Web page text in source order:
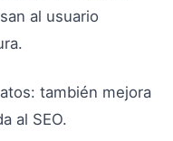
al usuario
también mejora
al SEO.